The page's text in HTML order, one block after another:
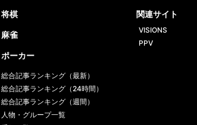
将棋
麻雀
ポーカー
総合記事ランキング（最新）
総合記事ランキング（24時間）
総合記事ランキング（週間）
人物・グループ一覧
関連サイト
VISIONS
PPV